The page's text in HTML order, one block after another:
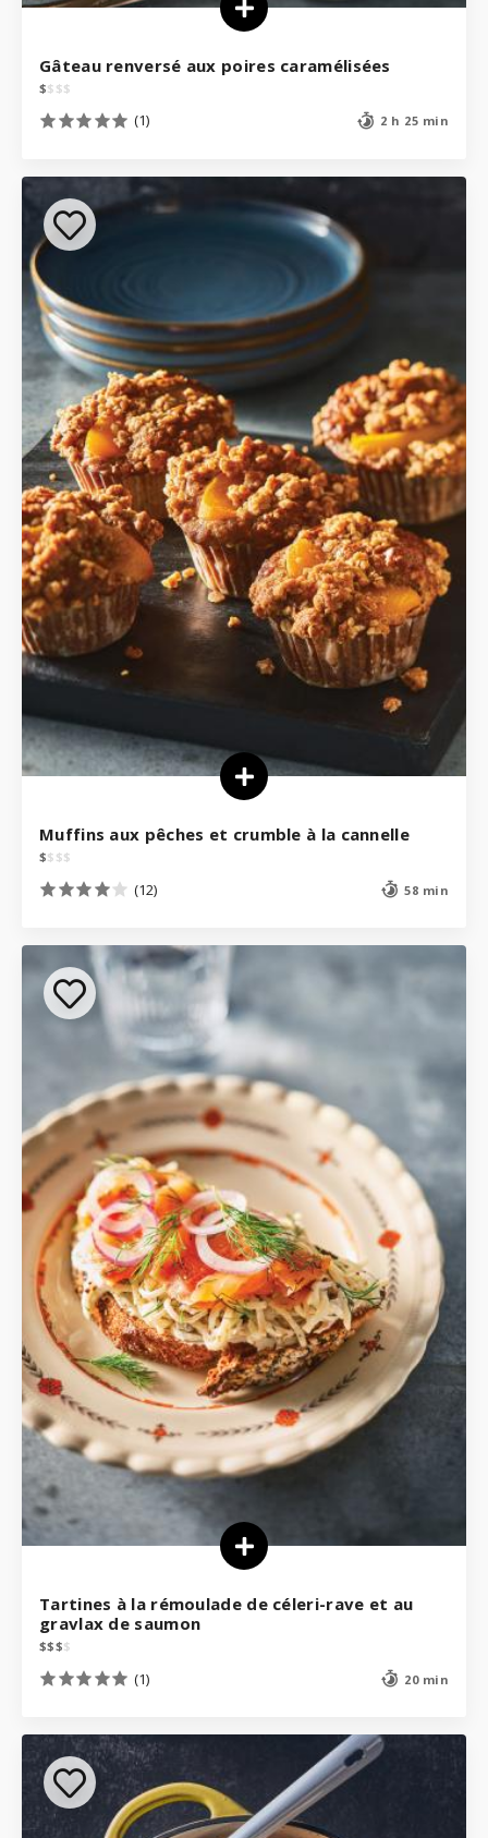
Gâteau renversé aux poires caramélisées
$$ $$
(1) 2 h 25 min
Muffins aux pêches et crumble à la cannelle
$$ $$
(12) 58 min
Tartines à la rémoulade de céleri-rave et au
gravlax de saumon
$$$$
(1) 20 min